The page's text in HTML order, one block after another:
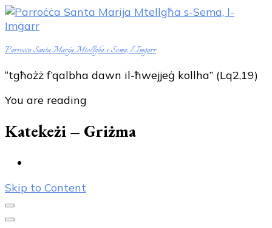
Parroċċa Santa Marija Mtellgħa s-Sema, l-Imġarr
“tgħożż f’qalbha dawn il-ħwejjeġ kollha” (Lq2,19)
You are reading
Katekeżi – Griżma
Skip to Content